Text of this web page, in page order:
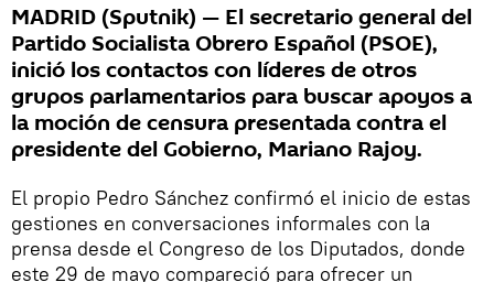
MADRID (Sputnik) — El secretario general del
Partido Socialista Obrero Español (PSOE),
inició los contactos con líderes de otros
grupos parlamentarios para buscar apoyos a
la moción de censura presentada contra el
presidente del Gobierno, Mariano Rajoy.
El propio Pedro Sánchez confirmó el inicio de estas
gestiones en conversaciones informales con la
prensa desde el Congreso de los Diputados, donde
este 29 de mayo compareció para ofrecer un